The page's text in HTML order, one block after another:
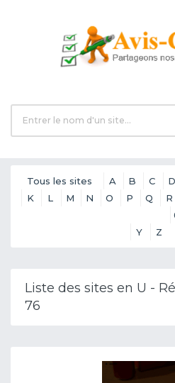
Tous les sites A B C D
K
L M N O P Q R
Y Z
Liste des sites en U -
76